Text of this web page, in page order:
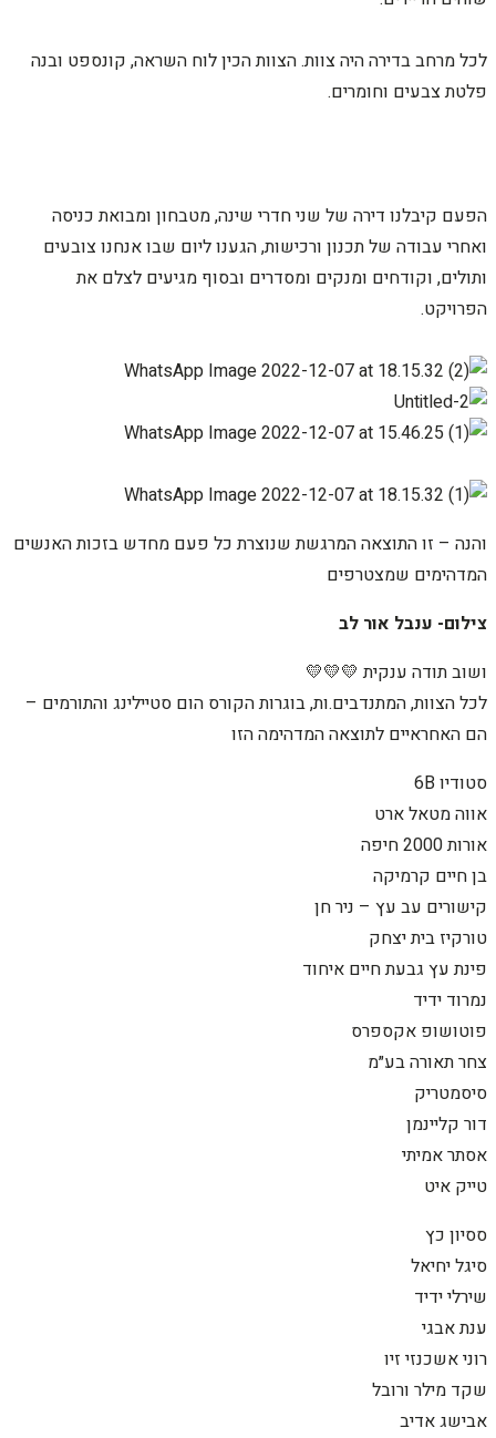
לכל מרחב בדירה היה צוות. הצוות הכין לוח השראה, קונספט ובנה
פלטת צבעים וחומרים.
הפעם קיבלנו דירה של שני חדרי שינה, מטבחון ומבואת כניסה
ואחרי עבודה של תכנון ורכישות, הגענו ליום שבו אנחנו צובעים
ותולים, וקודחים ומנקים ומסדרים ובסוף מגיעים לצלם את
הפרויקט.
והנה – זו התוצאה המרגשת שנוצרת כל פעם מחדש בזכות האנשים
המדהימים שמצטרפים
צילום- ענבל אור לב
ושוב תודה ענקית 💛💛💛
לכל הצוות, המתנדבים.ות, בוגרות הקורס הום סטיילינג והתורמים –
הם האחראיים לתוצאה המדהימה הזו
סטודיו 6B
אווה מטאל ארט
אורות 2000 חיפה
בן חיים קרמיקה
קישורים עב עץ – ניר חן
טורקיז בית יצחק
פינת עץ גבעת חיים איחוד
נמרוד ידיד
פוטושופ אקספרס
צחר תאורה בע״מ
סיסמטריק
דור קליינמן
אסתר אמיתי
טייק איט
ססיון כץ
סיגל יחיאל
שירלי ידיד
ענת אבגי
רוני אשכנזי זיו
שקד מילר ורובל
אבישג אדיב